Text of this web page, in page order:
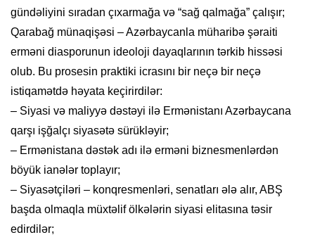
gündəliyini sıradan çıxarmağa və “sağ qalmağa” çalışır;
Qarabağ münaqişəsi – Azərbaycanla müharibə şəraiti
erməni diasporunun ideoloji dayaqlarının tərkib hissəsi
olub. Bu prosesin praktiki icrasını bir neçə bir neçə
istiqamətdə həyata keçirirdilər:
– Siyasi və maliyyə dəstəyi ilə Ermənistanı Azərbaycana
qarşı işğalçı siyasətə sürükləyir;
– Ermənistana dəstək adı ilə erməni biznesmenlərdən
böyük ianələr toplayır;
– Siyasətçiləri – konqresmenləri, senatları ələ alır, ABŞ
başda olmaqla müxtəlif ölkələrin siyasi elitasına təsir
edirdilər;